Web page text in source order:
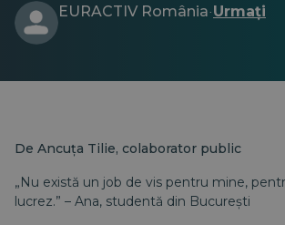
EURACTIV România· Urmați
De Ancuța Tilie, colaborator public
„Nu există un job de vis pentru mine,
lucrez.” – Ana, studentă din București